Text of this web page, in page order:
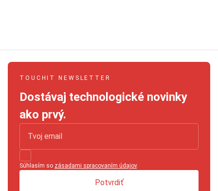
TOUCHIT NEWSLETTER
Dostávaj technologické novinky
ako prvý.
Súhlasím so zásadami spracovaním údajov.
Potvrdiť